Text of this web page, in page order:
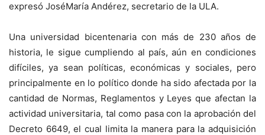
expresó JoséMaría Andérez, secretario de la ULA.
Una universidad bicentenaria con más de 230 años de
historia, le sigue cumpliendo al país, aún en condiciones
difíciles, ya sean políticas, económicas y sociales, pero
principalmente en lo político donde ha sido afectada por la
cantidad de Normas, Reglamentos y Leyes que afectan la
actividad universitaria, tal como pasa con la aprobación del
Decreto 6649, el cual limita la manera para la adquisición